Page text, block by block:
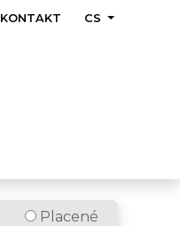
KONTAKT CS
Placené